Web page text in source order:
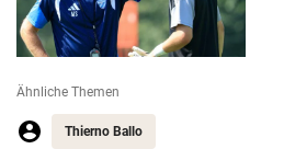
Ähnliche Themen
Thierno Ballo